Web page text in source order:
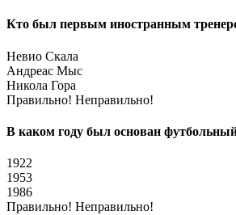
Кто был первым иностранным
Невио Скала
Андреас Мыс
Никола Гора
Правильно! Неправильно!
В каком году был основан
1922
1953
1986
Правильно! Неправильно!